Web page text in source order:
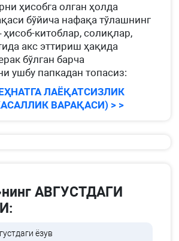
ҳисобга олган ҳолда
бўйича нафақа тўлашнинг
ҳисоб-китоблар, солиқлар,
акс эттириш ҳақида
бўлган барча
ушбу папкадан топасиз:
ЛАЁҚАТСИЗЛИК
ВАРАҚАСИ) > >
АВГУСТДАГИ
ёзув